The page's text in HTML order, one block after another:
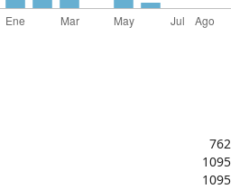
762
1095
1095